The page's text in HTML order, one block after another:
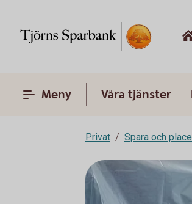
Meny Våra tjänster
Privat Spara och